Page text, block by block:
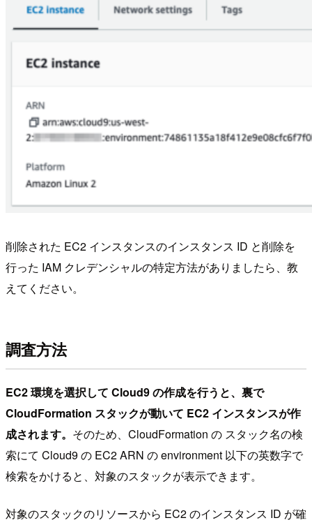
削除された EC2 インスタンスのインスタンス ID と削除を
行った IAM クレデンシャルの特定方法がありましたら、教
えてください。
調査方法
EC2 環境を選択して Cloud9 の作成を行うと、裏で
CloudFormation スタックが動いて EC2 インスタンスが作
成されます。 そのため、CloudFormation の スタック名の検
索にて Cloud9 の EC2 ARN の environment 以下の英数字で
検索をかけると、対象のスタックが表示できます。
対象のスタックのリソースから EC2 のインスタンス ID が確